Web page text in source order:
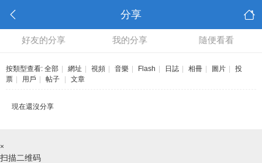
分享
好友的分享 我的分享 隨便看看
按類型查看: 全部 網址 視頻 音樂 Flash 日誌 相冊 圖片
投
票
用戶 帖子 文章
現在還沒分享
×
扫描二维码